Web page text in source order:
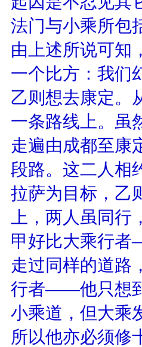
法门与小乘所包
由上述所说可知
一个比方：我们
乙则想去康定。
一条路线上。虽
走遍由成都至康
段路。这二人相
拉萨为目标，乙
上，两人虽同
甲好比大乘行
走过同样的道路
行者——他只想
小乘道，但大乘
所以他亦必须修